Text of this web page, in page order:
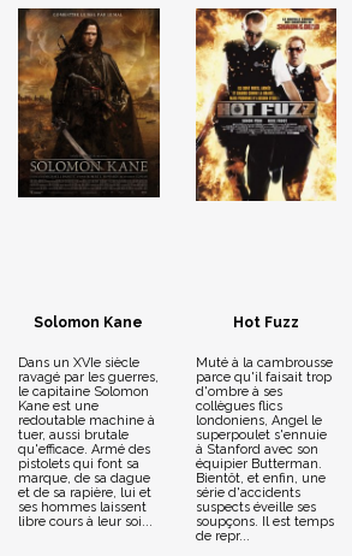
Solomon Kane
Dans un XVIe siècle
ravagé par les guerres,
le capitaine Solomon
Kane est une
redoutable machine à
tuer, aussi brutale
qu'efficace. Armé des
pistolets qui font sa
marque, de sa dague
et de sa rapière, lui et
ses hommes laissent
libre cours à leur soi...
Hot Fuzz
Muté à la cambrousse
parce qu'il faisait trop
d'ombre à ses
collègues flics
londoniens, Angel le
superpoulet s'ennuie
à Stanford avec son
équipier Butterman.
Bientôt, et enfin, une
série d'accidents
suspects éveille ses
soupçons. Il est temps
de repr...